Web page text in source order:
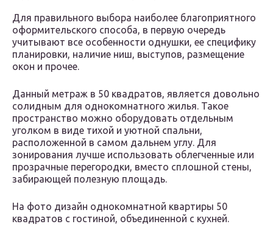
Для правильного выбора наиболее благоприятного
оформительского способа, в первую очередь
учитывают все особенности однушки, ее специфику
планировки, наличие ниш, выступов, размещение
окон и прочее.
Данный метраж в 50 квадратов, является довольно
солидным для однокомнатного жилья. Такое
пространство можно оборудовать отдельным
уголком в виде тихой и уютной спальни,
расположенной в самом дальнем углу. Для
зонирования лучше использовать облегченные или
прозрачные перегородки, вместо сплошной стены,
забирающей полезную площадь.
На фото дизайн однокомнатной квартиры 50
квадратов с гостиной, объединенной с кухней.